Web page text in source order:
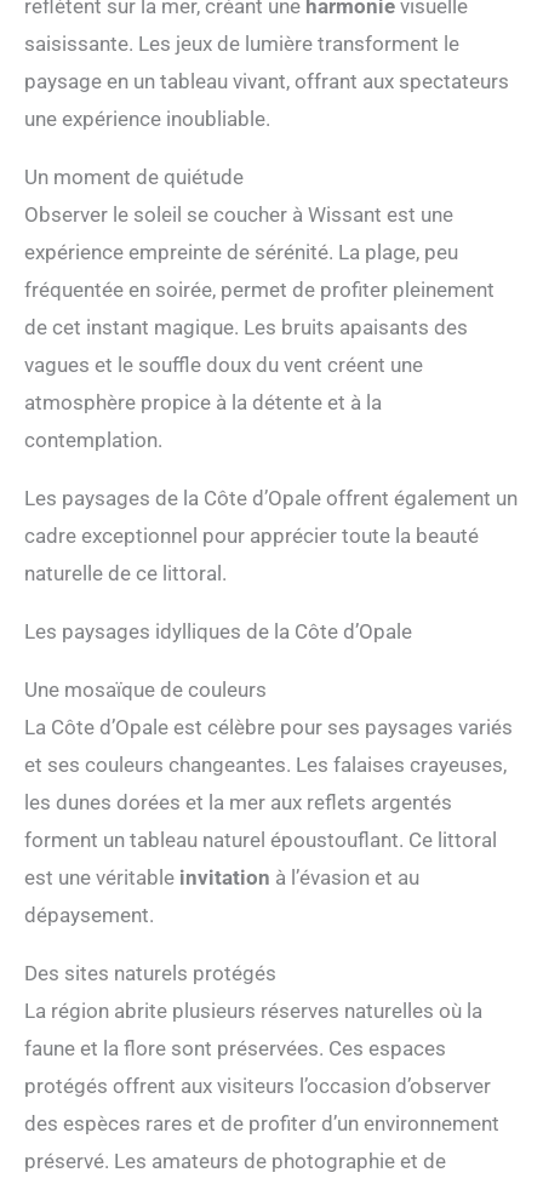
reflètent sur la mer, créant une harmonie visuelle
saisissante. Les jeux de lumière transforment le
paysage en un tableau vivant, offrant aux spectateurs
une expérience inoubliable.
Un moment de quiétude
Observer le soleil se coucher à Wissant est une
expérience empreinte de sérénité. La plage, peu
fréquentée en soirée, permet de profiter pleinement
de cet instant magique. Les bruits apaisants des
vagues et le souffle doux du vent créent une
atmosphère propice à la détente et à la
contemplation.
Les paysages de la Côte d’Opale offrent également un
cadre exceptionnel pour apprécier toute la beauté
naturelle de ce littoral.
Les paysages idylliques de la Côte d’Opale
Une mosaïque de couleurs
La Côte d’Opale est célèbre pour ses paysages variés
et ses couleurs changeantes. Les falaises crayeuses,
les dunes dorées et la mer aux reflets argentés
forment un tableau naturel époustouflant. Ce littoral
est une véritable invitation à l’évasion et au
dépaysement.
Des sites naturels protégés
La région abrite plusieurs réserves naturelles où la
faune et la flore sont préservées. Ces espaces
protégés offrent aux visiteurs l’occasion d’observer
des espèces rares et de profiter d’un environnement
préservé. Les amateurs de photographie et de